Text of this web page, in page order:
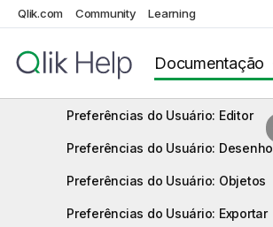
Qlik.com Community Learning
Documentação
Comandos de Menu
Preferências do Usuário: Geral
Preferências do Usuário: Salvar
Preferências do Usuário: Editor
Preferências do Usuário: Desenho
Preferências do Usuário: Objetos
Preferências do Usuário: Exportar